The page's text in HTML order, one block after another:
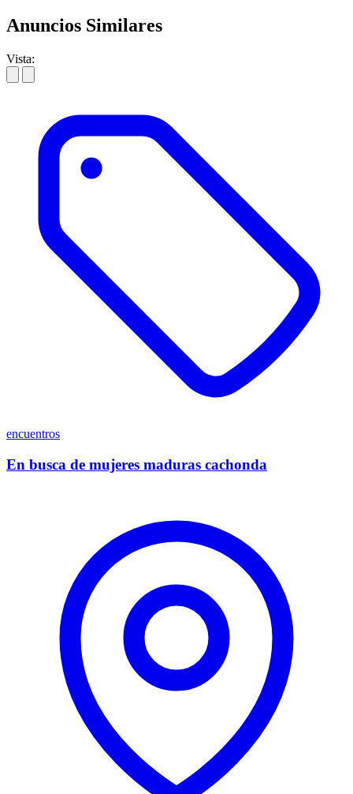
Anuncios Similares
Vista:
encuentros
En busca de mujeres maduras cachonda